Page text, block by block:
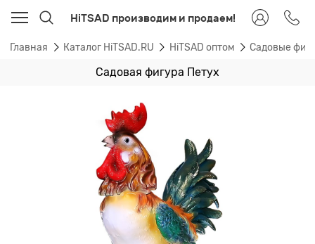
HiTSAD производим и продаем!
Главная Каталог HiTSAD.RU HiTSAD оптом Садовые
Садовая фигура Петух